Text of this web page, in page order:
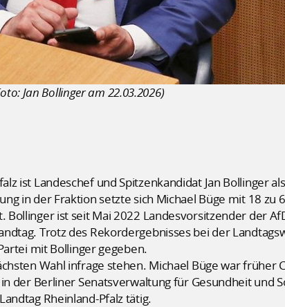
Jan Bollinger am 22.03.2026)
ist Landeschef und Spitzenkandidat Jan Bollinger
in der Fraktion setzte sich Michael Büge mit 18 zu
ist seit Mai 2022 Landesvorsitzender der
Trotz des Rekordergebnisses bei der
mit Bollinger gegeben.
Wahl infrage stehen. Michael Büge war früher
der Berliner Senatsverwaltung für Gesundheit und
Rheinland-Pfalz tätig.